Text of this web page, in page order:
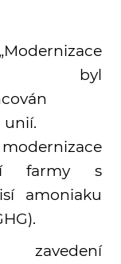
byl
unií.
farmy s
amoniaku